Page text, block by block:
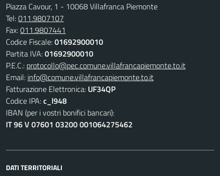
Piazza Cavour, 1 - 10068 Villafranca Piemonte
Tel:011.9807107
Fax:011.9807441
Codice Fiscale:01692900010
Partita IVA:01692900010
P.E.C.: protocollo@pec.comune.villafrancapiemonte.to.it
Email: info@comune.villafrancapiemonte.to.it
Fatturazione Elettronica: UF34QP
Codice IPA:c_l948
IBAN (per i vostri bonifici bancari):
IT 96 V 07601 03200 001064275462
DATI TERRITORIALI